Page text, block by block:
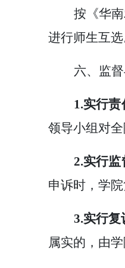
按《华
进行师生互
六、监
1.实行
领导小组对
2.实行
申诉时，学
3.实行复
属实的，由